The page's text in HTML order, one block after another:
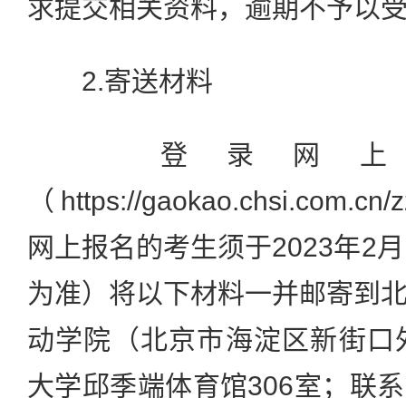
求提交相关资料，逾期不予以
2.寄送材料
登录网上
（https://
网上报名的考生须于2023年2
为准）将以下材料一并邮寄到
动学院（北京市海淀区新街
大学邱季端体育馆306室；联